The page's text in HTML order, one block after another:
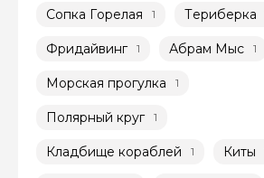
Сопка Горелая 1 Териберка
Фридайвинг 1 Абрам Мыс 1
Морская прогулка 1
Полярный круг 1
Кладбище кораблей 1 Киты